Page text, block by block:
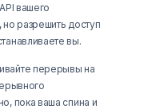
вашего
разрешить доступ
вы.
перерывы на
пока ваша спина и